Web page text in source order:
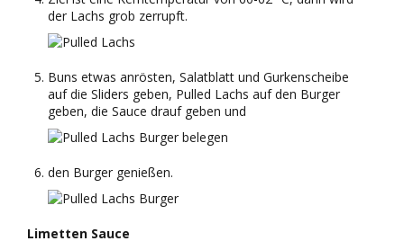
der Lachs grob zerrupft.
Buns etwas anrösten, Salatblatt und Gurkenscheibe
auf die Sliders geben, Pulled Lachs auf den Burger
geben, die Sauce drauf geben und
den Burger genießen.
Limetten Sauce